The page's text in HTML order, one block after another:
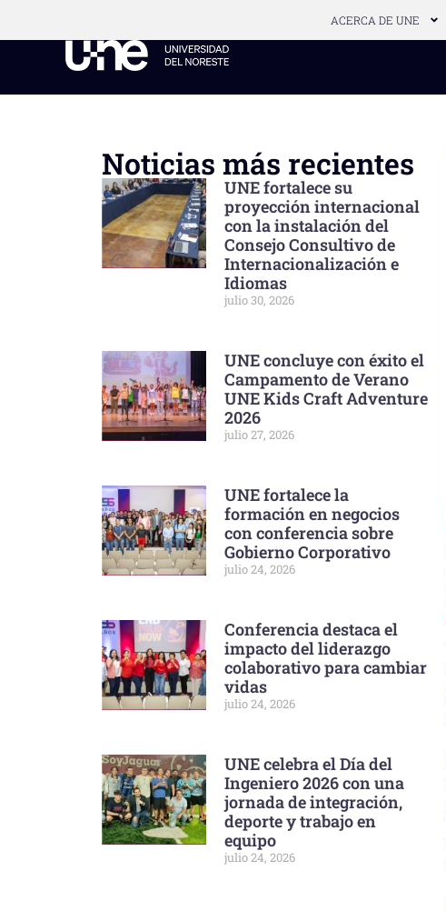
ACERCA DE UNE
Noticias más recientes
UNE fortalece su
proyección internacional
con la instalación del
Consejo Consultivo de
Internacionalización e
Idiomas
julio 30, 2026
UNE concluye con éxito el
Campamento de Verano
UNE Kids Craft Adventure
2026
julio 27, 2026
UNE fortalece la
formación en negocios
con conferencia sobre
Gobierno Corporativo
julio 24, 2026
Conferencia destaca el
impacto del liderazgo
colaborativo para cambiar
vidas
julio 24, 2026
UNE celebra el Día del
Ingeniero 2026 con una
jornada de integración,
deporte y trabajo en
equipo
julio 24, 2026